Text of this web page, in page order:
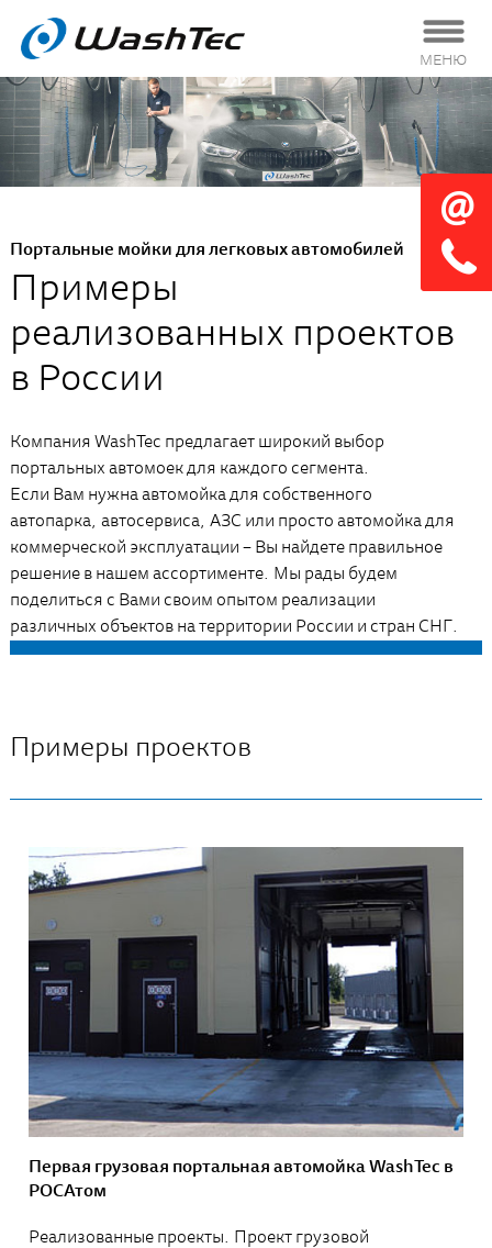
МЕНЮ
Портальные мойки для легковых автомобилей
Примеры
реализованных проектов
в России
Компания WashTec предлагает широкий выбор
портальных автомоек для каждого сегмента.
Если Вам нужна автомойка для собственного
автопарка, автосервиса, АЗС или просто автомойка для
коммерческой эксплуатации – Вы найдете правильное
решение в нашем ассортименте. Мы рады будем
поделиться с Вами своим опытом реализации
различных объектов на территории России и стран СНГ.
Примеры проектов
Первая грузовая портальная автомойка WashTec в
РОСАтом
Реализованные проекты. Проект грузовой